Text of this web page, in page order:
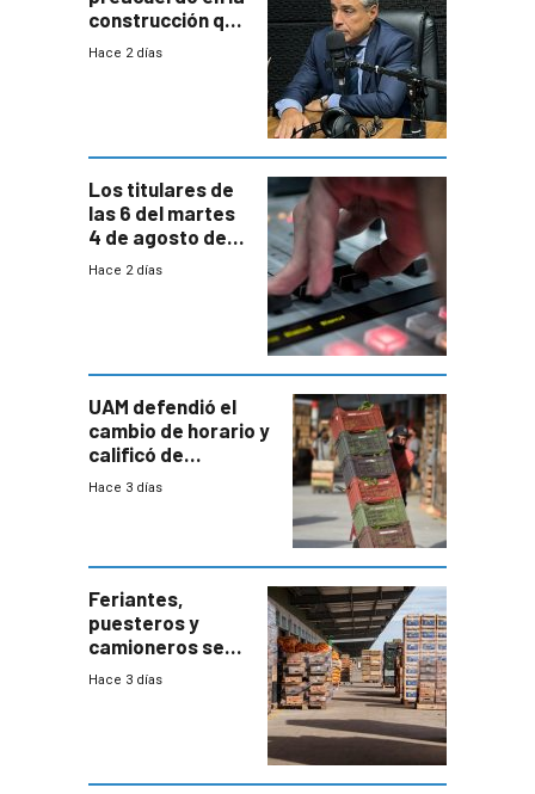
construcción que
comprende
Hace 2 días
Los titulares de
las 6 del martes
4 de agosto de
2026
Hace 2 días
UAM defendió el
cambio de horario y
calificó de
“desproporcionado”
Hace 3 días
Feriantes,
puesteros y
camioneros se
movilizaron en
Hace 3 días